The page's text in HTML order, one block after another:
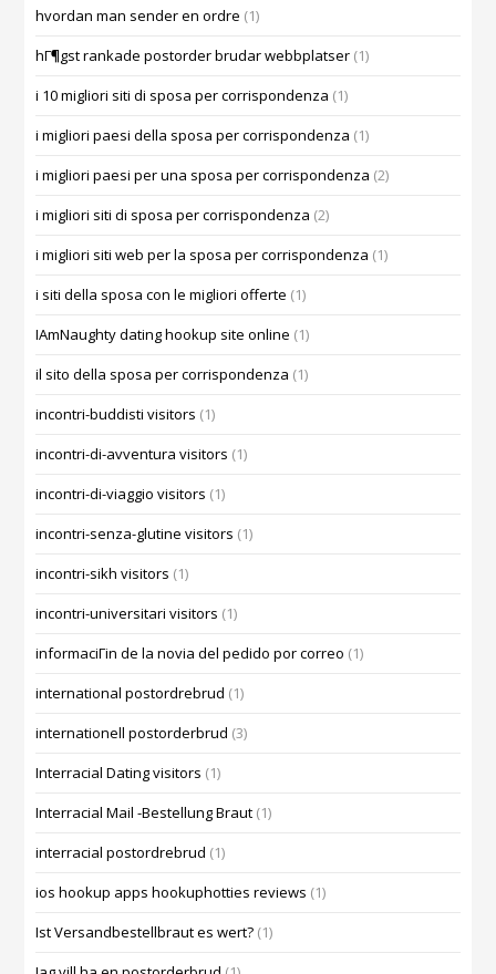
hvordan man sender en ordre (1)
hГ¶gst rankade postorder brudar webbplatser (1)
i 10 migliori siti di sposa per corrispondenza (1)
i migliori paesi della sposa per corrispondenza (1)
i migliori paesi per una sposa per corrispondenza (2)
i migliori siti di sposa per corrispondenza (2)
i migliori siti web per la sposa per corrispondenza (1)
i siti della sposa con le migliori offerte (1)
IAmNaughty dating hookup site online (1)
il sito della sposa per corrispondenza (1)
incontri-buddisti visitors (1)
incontri-di-avventura visitors (1)
incontri-di-viaggio visitors (1)
incontri-senza-glutine visitors (1)
incontri-sikh visitors (1)
incontri-universitari visitors (1)
informaciГіn de la novia del pedido por correo (1)
international postordrebrud (1)
internationell postorderbrud (3)
Interracial Dating visitors (1)
Interracial Mail -Bestellung Braut (1)
interracial postordrebrud (1)
ios hookup apps hookuphotties reviews (1)
Ist Versandbestellbraut es wert? (1)